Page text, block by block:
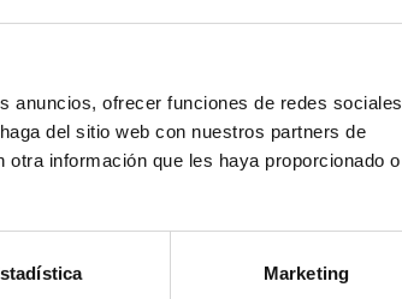
anuncios, ofrecer funciones de redes sociales
del sitio web con nuestros partners de
información que les haya proporcionado o
Marketing
Turismo Accesible
Servicios
Vacaciones con tu
perro
FAQS
Multimedia